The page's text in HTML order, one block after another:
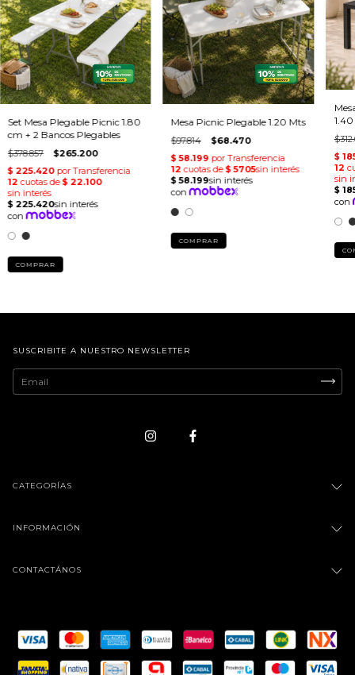
Set Mesa Plegable Picnic 1.80
cm + 2 Bancos Plegables
$378.857 $265.200
COMPRAR
Mesa Picnic Plegable 1.20 Mts
$97.814 $68.470
COMPRAR
SUSCRIBITE A NUESTRO NEWSLETTER
CATEGORÍAS
INFORMACIÓN
CONTACTÁNOS